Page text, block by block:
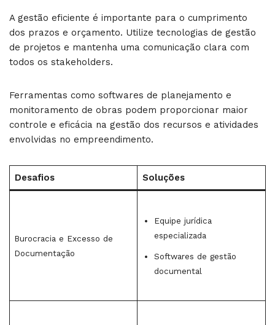
A gestão eficiente é importante para o cumprimento
dos prazos e orçamento. Utilize tecnologias de gestão
de projetos e mantenha uma comunicação clara com
todos os stakeholders.
Ferramentas como softwares de planejamento e
monitoramento de obras podem proporcionar maior
controle e eficácia na gestão dos recursos e atividades
envolvidas no empreendimento.
Desafios Soluções
Burocracia e Excesso de
Documentação
Equipe jurídica
especializada
Softwares de gestão
documental